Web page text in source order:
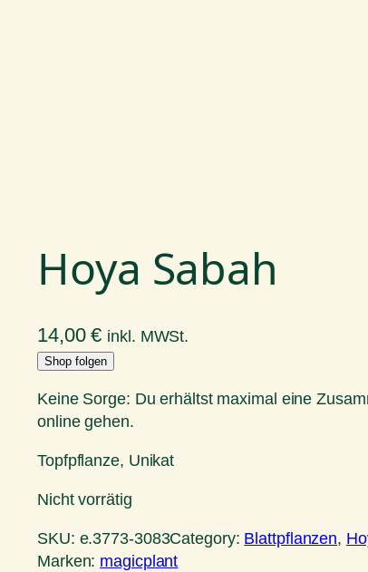
Hoya Sabah
14,00€ inkl. MWSt.
Shop folgen
Keine Sorge: Du erhältst maximal eine
online gehen.
Topfpflanze, Unikat
Nicht vorrätig
SKU: e.3773-3083Category: Blattpflanzen,
Marken: magicplant